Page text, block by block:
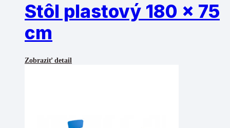
Stôl plastový 180 x 75
cm
Zobraziť detail